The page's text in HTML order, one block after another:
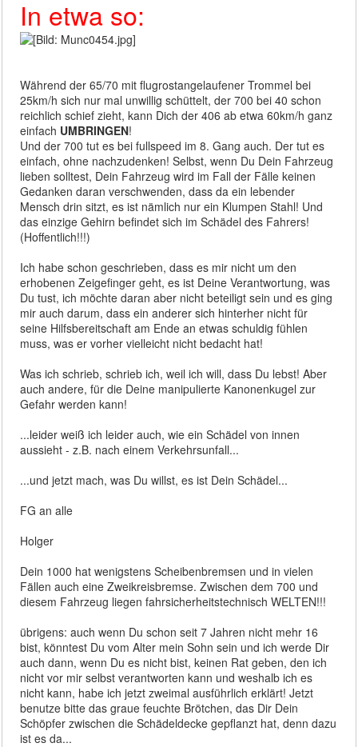
In etwa so:
Während der 65/70 mit flugrostangelaufener Trommel bei
25km/h sich nur mal unwillig schüttelt, der 700 bei 40 schon
reichlich schief zieht, kann Dich der 406 ab etwa 60km/h ganz
einfach UMBRINGEN!
Und der 700 tut es bei fullspeed im 8. Gang auch. Der tut es
einfach, ohne nachzudenken! Selbst, wenn Du Dein Fahrzeug
lieben solltest, Dein Fahrzeug wird im Fall der Fälle keinen
Gedanken daran verschwenden, dass da ein lebender
Mensch drin sitzt, es ist nämlich nur ein Klumpen Stahl! Und
das einzige Gehirn befindet sich im Schädel des Fahrers!
(Hoffentlich!!!)
Ich habe schon geschrieben, dass es mir nicht um den
erhobenen Zeigefinger geht, es ist Deine Verantwortung, was
Du tust, ich möchte daran aber nicht beteiligt sein und es ging
mir auch darum, dass ein anderer sich hinterher nicht für
seine Hilfsbereitschaft am Ende an etwas schuldig fühlen
muss, was er vorher vielleicht nicht bedacht hat!
Was ich schrieb, schrieb ich, weil ich will, dass Du lebst! Aber
auch andere, für die Deine manipulierte Kanonenkugel zur
Gefahr werden kann!
...leider weiß ich leider auch, wie ein Schädel von innen
aussieht - z.B. nach einem Verkehrsunfall...
...und jetzt mach, was Du willst, es ist Dein Schädel...
FG an alle
Holger
Dein 1000 hat wenigstens Scheibenbremsen und in vielen
Fällen auch eine Zweikreisbremse. Zwischen dem 700 und
diesem Fahrzeug liegen fahrsicherheitstechnisch WELTEN!!!
übrigens: auch wenn Du schon seit 7 Jahren nicht mehr 16
bist, könntest Du vom Alter mein Sohn sein und ich werde Dir
auch dann, wenn Du es nicht bist, keinen Rat geben, den ich
nicht vor mir selbst verantworten kann und weshalb ich es
nicht kann, habe ich jetzt zweimal ausführlich erklärt! Jetzt
benutze bitte das graue feuchte Brötchen, das Dir Dein
Schöpfer zwischen die Schädeldecke gepflanzt hat, denn dazu
ist es da...